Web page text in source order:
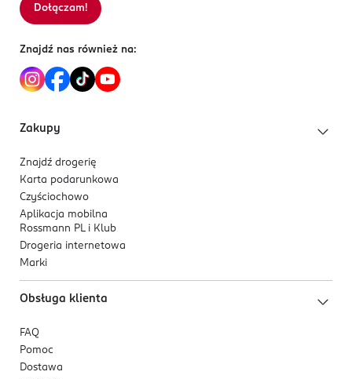
4 011700 603152
Sortowanie wg
Dołączam!
Znajdź nas również na:
Zakupy
Znajdź drogerię
Karta podarunkowa
Czyściochowo
Aplikacja mobilna
Rossmann PL i Klub
Drogeria internetowa
Marki
Obsługa klienta
FAQ
Pomoc
Dostawa